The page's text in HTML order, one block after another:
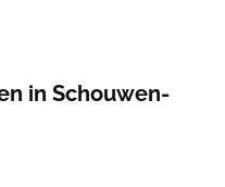
in Schouwen-